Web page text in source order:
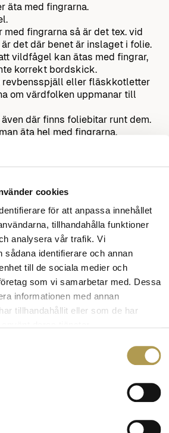
cookies
för att anpassa innehållet
tillhandahålla funktioner
analysera vår trafik. Vi
sådana identifierare och annan
till de sociala medier och
som vi samarbetar med. Dessa
informationen med annan
tillhandahållit eller som de har
äta med fingrarna.
med fingrarna så är det tex. vid
det där benet är inslaget i folie.
vildfågel kan ätas med fingrar,
korrekt bordskick.
revbensspjäll eller fläskkotletter
om värdfolken uppmanar till
där finns foliebitar runt dem.
äta hel med fingrarna.
på
eller instucket i servetten.
inte meningen att du skall äta
och glupskt.
mer den att man kan ha något i
att stoppa brödet i munnen
det man bitit i anses osnyggt.
funktion vara att fungera
där man torkade av såsen från